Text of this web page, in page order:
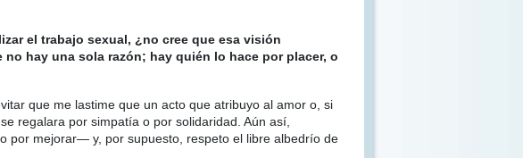
el trabajo sexual, ¿no cree que esa visión
hay una sola razón; hay quién lo hace por placer, o
que me lastime que un acto que atribuyo al amor o, si
regalara por simpatía o por solidaridad. Aún así,
por mejorar— y, por supuesto, respeto el libre albedrío de